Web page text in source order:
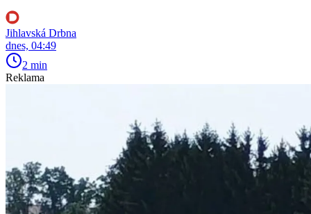
Jihlavská Drbna
dnes, 04:49
2 min
Reklama